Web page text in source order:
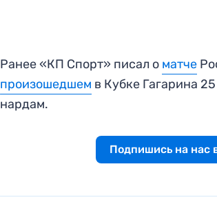
Ранее «КП Спорт» писал о матче
произошедшем в Кубке Гагарина
нардам.
Подпишись на нас